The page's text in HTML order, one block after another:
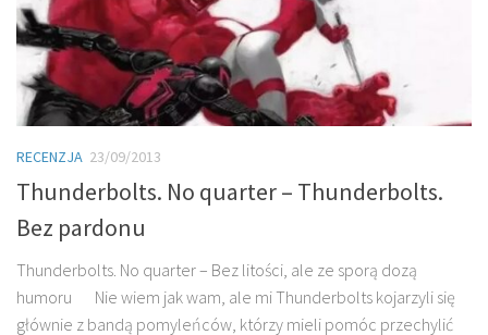
RECENZJA 23/09/2013
Thunderbolts. No quarter – Thunderbolts.
Bez pardonu
Thunderbolts. No quarter – Bez litości, ale ze sporą dozą
humoru Nie wiem jak wam, ale mi Thunderbolts kojarzyli się
głównie z bandą pomyleńców, którzy mieli pomóc przechylić